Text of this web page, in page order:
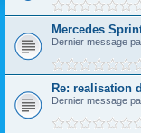
Mercedes
Dernier message
Re: realisation
Dernier message